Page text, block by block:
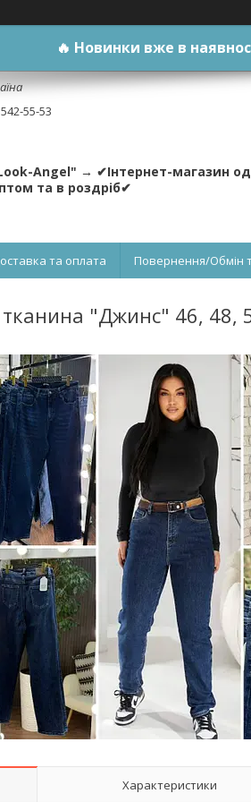
🔥 Новинки вже в
55-53
Angel" → ✔Інтернет-магазин
та в роздріб✔
та оплата Повернення/Обмін
"Джинс" 46, 48,
Характеристики